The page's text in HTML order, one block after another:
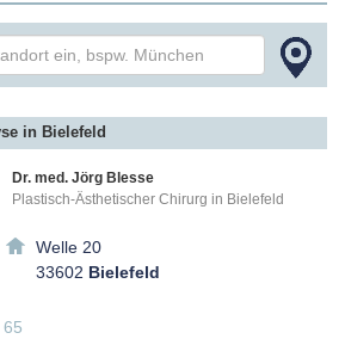
in Bielefeld
Dr. med. Jörg Blesse
Plastisch-Ästhetischer Chirurg in Bielefeld
Welle 20
33602 Bielefeld